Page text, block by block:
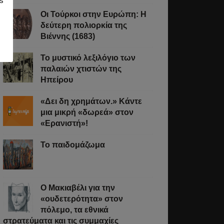
Οι Τούρκοι στην Ευρώπη: Η
δεύτερη πολιορκία της
Βιέννης (1683)
Το μυστικό λεξιλόγιο των
παλαιών χτιστών της
Ηπείρου
«Δει δη χρημάτων.» Κάντε
μια μικρή «δωρεά» στον
«Ερανιστή»!
Το παιδομάζωμα
O Μακιαβέλι για την
«ουδετερότητα» στον
πόλεμο, τα εθνικά
στρατεύματα και τις συμμαχίες